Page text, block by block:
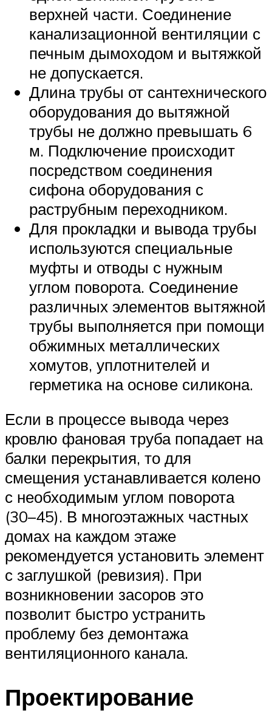
верхней части. Соединение
канализационной вентиляции с
печным дымоходом и вытяжкой
не допускается.
Длина трубы от сантехнического
оборудования до вытяжной
трубы не должно превышать 6
м. Подключение происходит
посредством соединения
сифона оборудования с
раструбным переходником.
Для прокладки и вывода трубы
используются специальные
муфты и отводы с нужным
углом поворота. Соединение
различных элементов вытяжной
трубы выполняется при помощи
обжимных металлических
хомутов, уплотнителей и
герметика на основе силикона.
Если в процессе вывода через
кровлю фановая труба попадает на
балки перекрытия, то для
смещения устанавливается колено
с необходимым углом поворота
(30–45). В многоэтажных частных
домах на каждом этаже
рекомендуется установить элемент
с заглушкой (ревизия). При
возникновении засоров это
позволит быстро устранить
проблему без демонтажа
вентиляционного канала.
Проектирование